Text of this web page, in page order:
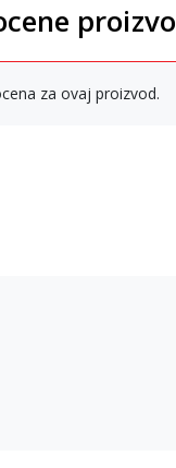
za ovaj proizvod.